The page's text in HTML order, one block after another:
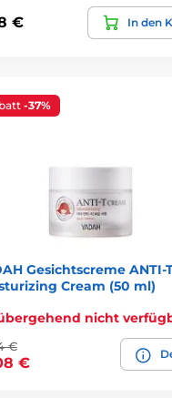
für unreine Haut.
sichtbare Ergebnisse
Regeneration und
respektiert, ist Yadah die
€ In den
-37%
Gesichtscreme ANTI-
Cream (50 ml)
nicht
€
€